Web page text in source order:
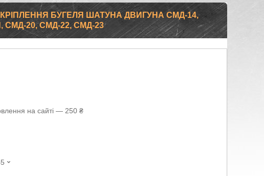
КРІПЛЕННЯ БУГЕЛЯ ШАТУНА ДВИГУНА СМД-14,
СМД-20, СМД-22, СМД-23
на сайті — 250 ₴